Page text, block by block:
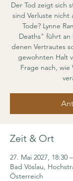
Der Tod zeigt sich
sind Verluste nicht
Tode? Lynne
Deaths" führt an
denen Vertrautes
gewohnten Halt
Frage nach, wie
Zeit & Ort
27. Mai 2027, 18:30
Bad Vöslau,
Österreich